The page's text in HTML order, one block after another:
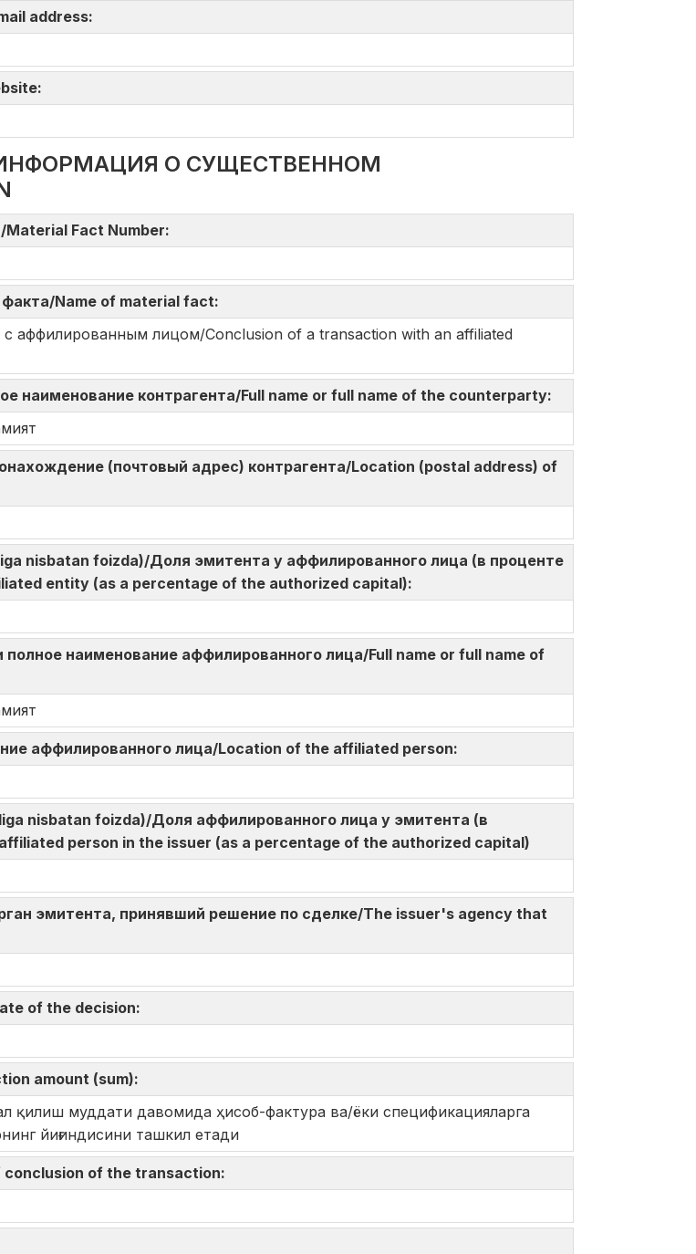
address:
ИНФОРМАЦИЯ О СУЩЕСТВЕННОМ
Fact Number:
Name of material fact:
аффилированным лицом/Conclusion of a transaction with an affiliated
наименование контрагента/Full name or full name of the counterparty:
(почтовый адрес) контрагента/Location (postal address) of
nisbatan foizda)/Доля эмитента у аффилированного лица (в проценте
entity (as a percentage of the authorized capital):
наименование аффилированного лица/Full name or full name of
аффилированного лица/Location of the affiliated person:
nisbatan foizda)/Доля аффилированного лица у эмитента (в
person in the issuer (as a percentage of the authorized capital)
эмитента, принявший решение по сделке/The issuer's agency that
of the decision:
amount (sum):
муддати давомида ҳисоб-фактура ва/ёки спецификацияларга
йиғиндисини ташкил етади
of the transaction: